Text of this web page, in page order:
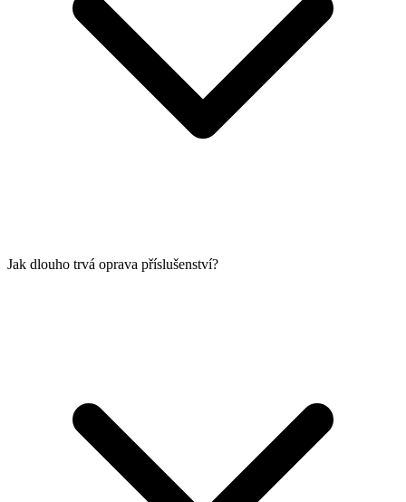
Jak dlouho trvá oprava příslušenství?